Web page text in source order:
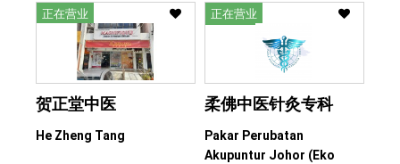
正在营业
贺正堂中医
He Zheng Tang
正在营业
柔佛中医针灸专科
Pakar Perubatan
Akupuntur Johor (Eko